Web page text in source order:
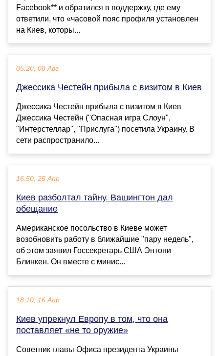
Facebook** и обратился в поддержку, где ему
ответили, что «часовой пояс профиля установлен
на Киев, которы...
05:20, 08 Авг
Джессика Честейн прибыла с визитом в Киев
Джессика Честейн прибыла с визитом в Киев
Джессика Честейн ("Опасная игра Слоун",
"Интерстеллар", "Прислуга") посетила Украину. В
сети распространило...
16:50, 25 Апр
Киев разболтал тайну. Вашингтон дал
обещание
Американское посольство в Киеве может
возобновить работу в ближайшие "пару недель",
об этом заявил Госсекретарь США Энтони
Блинкен. Он вместе с минис...
18:10, 16 Апр
Киев упрекнул Европу в том, что она
поставляет «не то оружие»
Советник главы Офиса президента Украины